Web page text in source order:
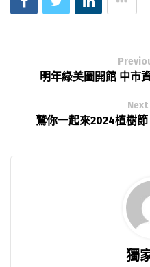
明年綠美圖開館 中市
鷲你一起來2024植樹
獨